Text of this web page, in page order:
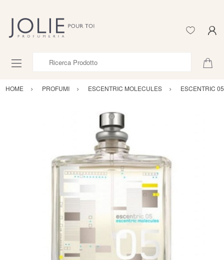
HOME PROFUMI ESCENTRIC MOLECULES ESCENTRIC 05